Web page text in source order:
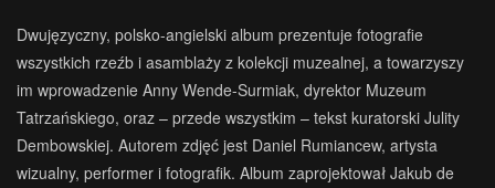
Dwujęzyczny, polsko-angielski album prezentuje fotografie
wszystkich rzeźb i asamblaży z kolekcji muzealnej, a towarzyszy
im wprowadzenie Anny Wende-Surmiak, dyrektor Muzeum
Tatrzańskiego, oraz – przede wszystkim – tekst kuratorski Julity
Dembowskiej. Autorem zdjęć jest Daniel Rumiancew, artysta
wizualny, performer i fotografik. Album zaprojektował Jakub de